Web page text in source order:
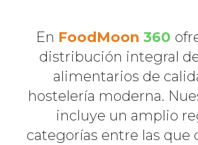
SOLUCIONES
En FoodMoon 360
distribución integral
alimentarios de
hostelería moderna.
incluye un amplio
categorías entre las que